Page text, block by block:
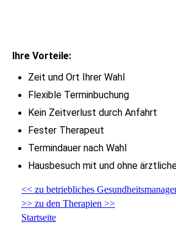
Ihre Vorteile:
Zeit und Ort Ihrer Wahl
Flexible Terminbuchung
Kein Zeitverlust durch Anfahrt
Fester Therapeut
Termindauer nach Wahl
Hausbesuch mit und ohne
<< zu betriebliches
>> zu den Therapien >>
Startseite